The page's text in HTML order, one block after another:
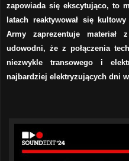
zapowiada się ekscytująco, to
latach reaktywował się
Army zaprezentuje
udowodni, że z połączenia
niezwykle transowego i
najbardziej elektryzujących dni